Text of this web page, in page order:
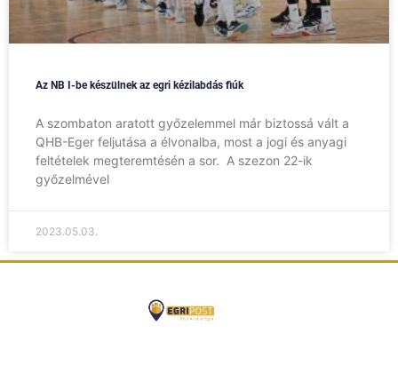
Az NB I-be készülnek az egri kézilabdás fiúk
A szombaton aratott győzelemmel már biztossá vált a
QHB-Eger feljutása a élvonalba, most a jogi és anyagi
feltételek megteremtésén a sor. A szezon 22-ik
győzelmével
2023.05.03.